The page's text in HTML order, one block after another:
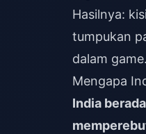
Hasilnya:
tumpukan
dalam game.
Mengapa
India